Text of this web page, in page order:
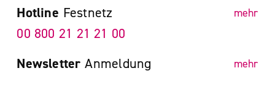
Hotline Festnetz mehr
00 800 21 21 21 00
Newsletter Anmeldung mehr